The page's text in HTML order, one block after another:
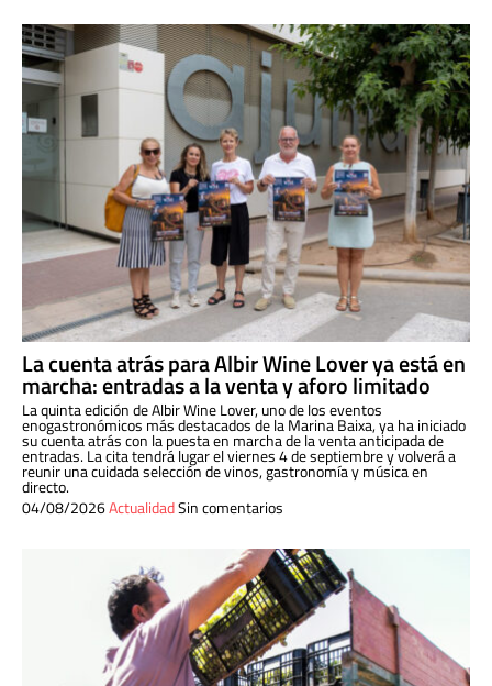
La cuenta atrás para Albir Wine Lover ya está en
marcha: entradas a la venta y aforo limitado
La quinta edición de Albir Wine Lover, uno de los eventos
enogastronómicos más destacados de la Marina Baixa, ya ha iniciado
su cuenta atrás con la puesta en marcha de la venta anticipada de
entradas. La cita tendrá lugar el viernes 4 de septiembre y volverá a
reunir una cuidada selección de vinos, gastronomía y música en
directo.
04/08/2026ActualidadSin comentarios